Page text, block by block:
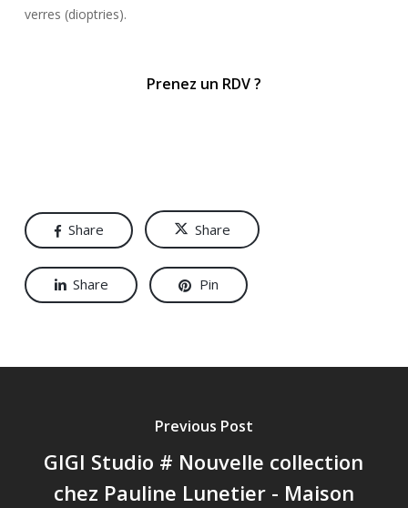
verres (dioptries).
Prenez un RDV?
Share Share
Share Pin
Previous Post
GIGI Studio # Nouvelle collection
chez Pauline Lunetier - Maison